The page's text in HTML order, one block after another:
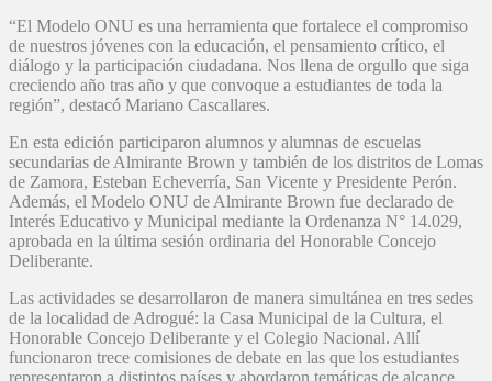
“El Modelo ONU es una herramienta que fortalece el compromiso
de nuestros jóvenes con la educación, el pensamiento crítico, el
diálogo y la participación ciudadana. Nos llena de orgullo que siga
creciendo año tras año y que convoque a estudiantes de toda la
región”, destacó Mariano Cascallares.
En esta edición participaron alumnos y alumnas de escuelas
secundarias de Almirante Brown y también de los distritos de Lomas
de Zamora, Esteban Echeverría, San Vicente y Presidente Perón.
Además, el Modelo ONU de Almirante Brown fue declarado de
Interés Educativo y Municipal mediante la Ordenanza N° 14.029,
aprobada en la última sesión ordinaria del Honorable Concejo
Deliberante.
Las actividades se desarrollaron de manera simultánea en tres sedes
de la localidad de Adrogué: la Casa Municipal de la Cultura, el
Honorable Concejo Deliberante y el Colegio Nacional. Allí
funcionaron trece comisiones de debate en las que los estudiantes